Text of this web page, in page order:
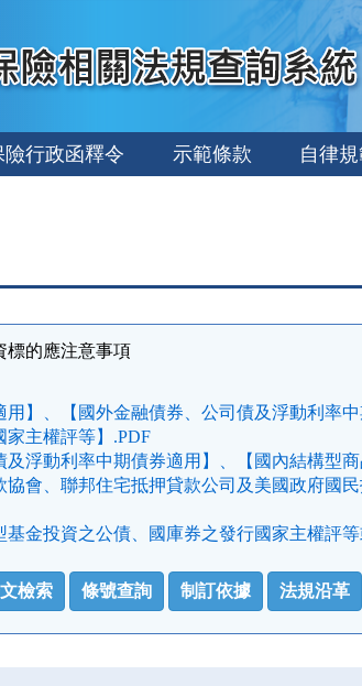
險行政函釋令 示範條款 自律
標的應注意事項
】、【國外金融債券、公司債及浮動利率
家主權評等】.PDF
浮動利率中期債券適用】、【國內結構型
協會、聯邦住宅抵押貸款公司及美國政府國
金投資之公債、國庫券之發行國家主權評
檢索 條號查詢 制訂依據 法規沿革